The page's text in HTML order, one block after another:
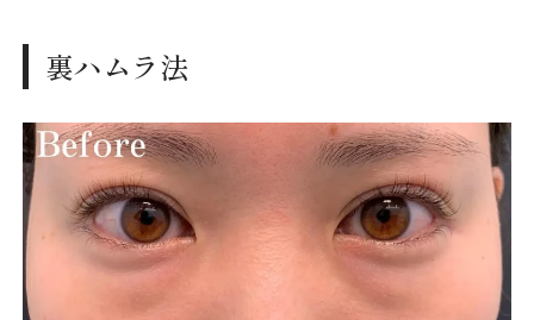
裏ハムラ法